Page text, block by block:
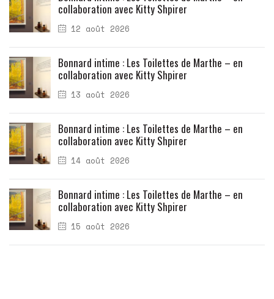
12 août 2026
collaboration avec Kitty Shpirer
13 août 2026
Bonnard intime : Les Toilettes de Marthe – en
collaboration avec Kitty Shpirer
14 août 2026
Bonnard intime : Les Toilettes de Marthe – en
collaboration avec Kitty Shpirer
15 août 2026
Bonnard intime : Les Toilettes de Marthe – en
collaboration avec Kitty Shpirer